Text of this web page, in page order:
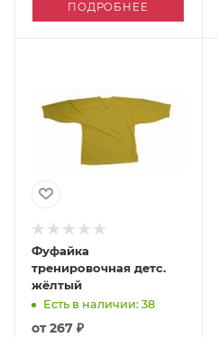
ПОДРОБНЕЕ
Фуфайка
тренировочная детс.
жёлтый
Есть в наличии: 38
от267 ₽